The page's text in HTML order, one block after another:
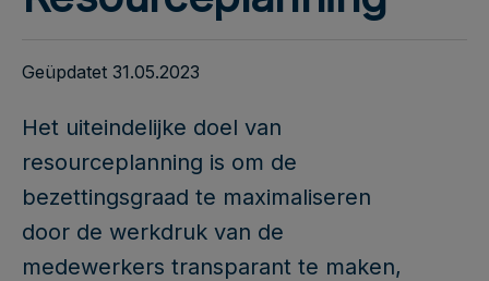
Geüpdatet 31.05.2023
Het uiteindelijke doel van
resourceplanning is om de
bezettingsgraad te maximaliseren
door de werkdruk van de
medewerkers transparant te maken,